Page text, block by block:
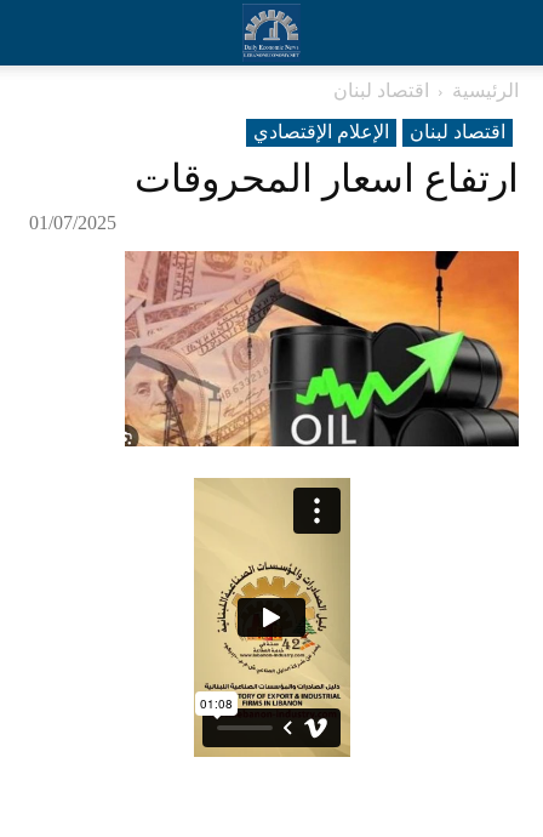
الرئيسية
اقتصاد لبنان
اقتصاد لبنان
الإعلام الإقتصادي
ارتفاع اسعار المحروقات
01/07/2025